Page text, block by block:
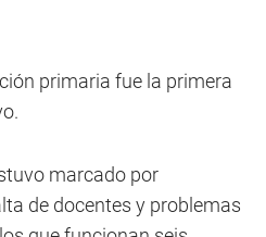
primaria fue la primera
marcado por
de docentes y problemas